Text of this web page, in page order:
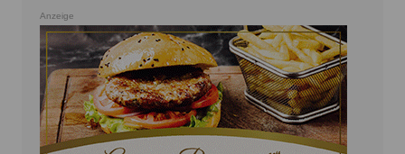
Anzeige